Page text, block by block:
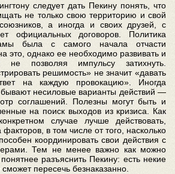
следует дать Пекину понять, что
не только свою территорию и свой
а иногда и своих друзей, с
официальных договоров. Политика
была с самого начала отчасти
это, однако ее необходимо развивать и
не позволяя импульсу затихнуть.
решимость» не значит «давать
на каждую провокацию». Иногда
несиловые варианты действий —
соглашений. Полезны могут быть и
на поиск выходов из кризиса. Как
случае лучше действовать,
в том числе от того, насколько
координировать свои действия с
Тем не менее важно как можно
разъяснить Пекину: есть некие
пересечь безнаказанно.